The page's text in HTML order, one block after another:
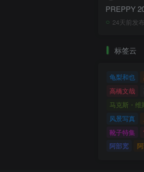
PREPPY
24天前发布
标签云
龟梨和也
高橋文哉
马克斯・维
风景写真
靴子特集
阿部宽